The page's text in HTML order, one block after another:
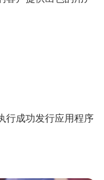
行成功发行应用程序